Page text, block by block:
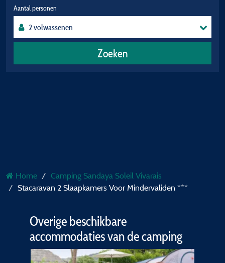
Aantal personen
Zoeken
Home
Camping Sandaya Soleil Vivarais
Stacaravan 2 Slaapkamers Voor Mindervaliden ***
Overige beschikbare
accommodaties van de camping